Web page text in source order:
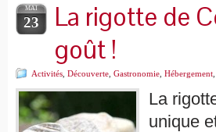
MAI
23
La rigotte de
goût !
Activités Découverte Gastronomie Hébergement
La
unique